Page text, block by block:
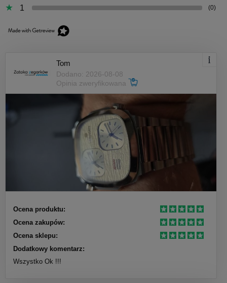
1 (0)
Tom
Dodano: 2026-08-08
Opinia zweryfikowana
Ocena produktu:
Ocena zakupów:
Ocena sklepu:
Dodatkowy komentarz:
Wszystko Ok !!!